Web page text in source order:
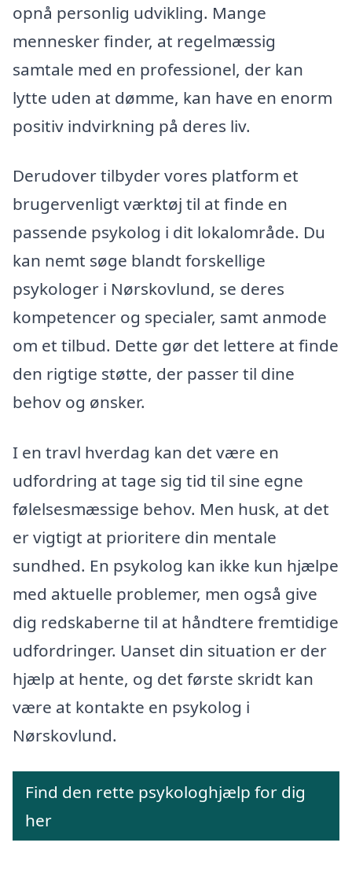
opnå personlig udvikling. Mange
mennesker finder, at regelmæssig
samtale med en professionel, der kan
lytte uden at dømme, kan have en enorm
positiv indvirkning på deres liv.
Derudover tilbyder vores platform et
brugervenligt værktøj til at finde en
passende psykolog i dit lokalområde. Du
kan nemt søge blandt forskellige
psykologer i Nørskovlund, se deres
kompetencer og specialer, samt anmode
om et tilbud. Dette gør det lettere at finde
den rigtige støtte, der passer til dine
behov og ønsker.
I en travl hverdag kan det være en
udfordring at tage sig tid til sine egne
følelsesmæssige behov. Men husk, at det
er vigtigt at prioritere din mentale
sundhed. En psykolog kan ikke kun hjælpe
med aktuelle problemer, men også give
dig redskaberne til at håndtere fremtidige
udfordringer. Uanset din situation er der
hjælp at hente, og det første skridt kan
være at kontakte en psykolog i
Nørskovlund.
Find den rette psykologhjælp for dig
her